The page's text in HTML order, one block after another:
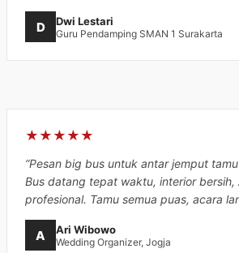
D Dwi Lestari
Guru Pendamping SMAN 1 Surakarta
★★★★★
“Pesan big bus untuk antar jemput
Bus datang tepat waktu, interior bersih,
profesional. Tamu semua puas, acara
A Ari Wibowo
Wedding Organizer, Jogja